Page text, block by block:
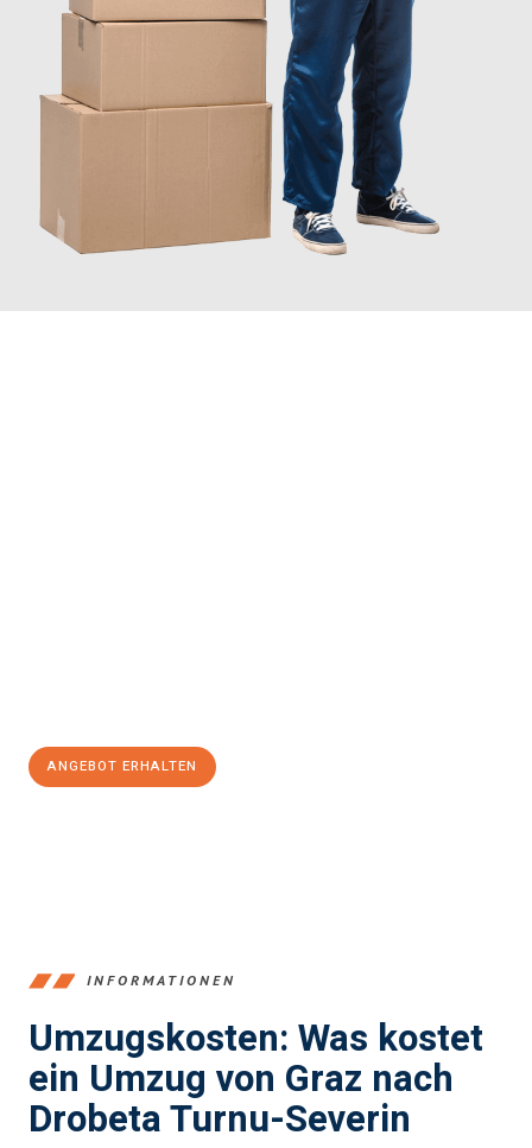
ANGEBOT ERHALTEN
INFORMATIONEN
Umzugskosten: Was kostet
ein Umzug von Graz nach
Drobeta Turnu-Severin